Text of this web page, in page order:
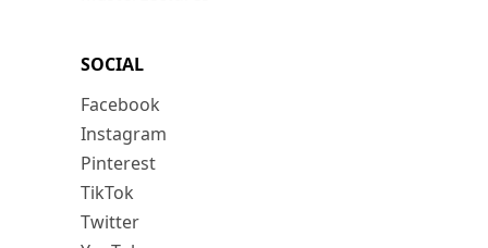
SOCIAL
Facebook
Instagram
Pinterest
TikTok
Twitter